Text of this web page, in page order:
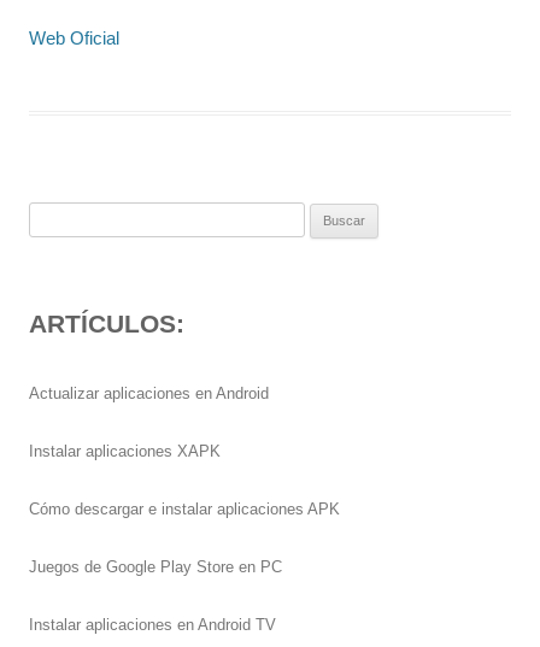
Web Oficial
ARTÍCULOS:
Actualizar aplicaciones en Android
Instalar aplicaciones XAPK
Cómo descargar e instalar aplicaciones APK
Juegos de Google Play Store en PC
Instalar aplicaciones en Android TV